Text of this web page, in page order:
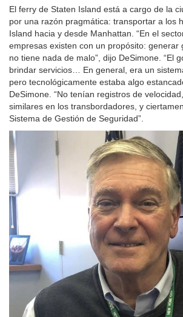
El ferry de Staten Island está a cargo de la
por una razón pragmática: transportar a los
Island hacia y desde Manhattan. “En el
empresas existen con un propósito: generar
no tiene nada de malo”, dijo DeSimone. “El
brindar servicios… En general, era un
pero tecnológicamente estaba algo
DeSimone. “No tenían registros de
similares en los transbordadores, y
Sistema de Gestión de Seguridad”.